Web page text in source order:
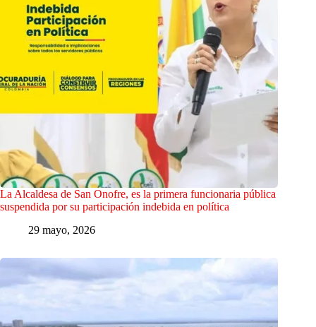
La Alcaldesa de San Onofre, es la primera funcionaria pública
suspendida por su participación indebida en política
29 mayo, 2026